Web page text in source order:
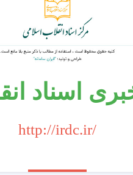
اسناد
http://irdc.ir/